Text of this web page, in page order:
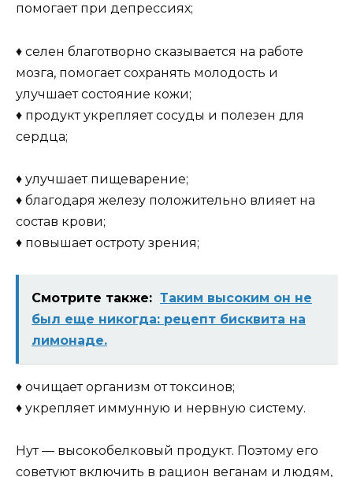
помогает при депрессиях;
♦ селен благотворно сказывается на работе
мозга, помогает сохранять молодость и
улучшает состояние кожи;
♦ продукт укрепляет сосуды и полезен для
сердца;
♦ улучшает пищеварение;
♦ благодаря железу положительно влияет на
состав крови;
♦ повышает остроту зрения;
Смотрите также: Таким высоким он не
был еще никогда: рецепт бисквита на
лимонаде.
♦ очищает организм от токсинов;
♦ укрепляет иммунную и нервную систему.
Нут — высокобелковый продукт. Поэтому его
советуют включить в рацион веганам и людям,